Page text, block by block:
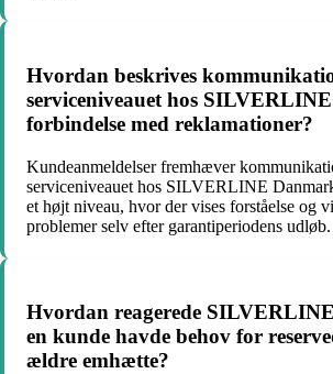
Hvordan beskrives
serviceniveauet hos
forbindelse med reklamationer?
Kundeanmeldelser fremhæver
serviceniveauet hos SILVERLINE
et højt niveau, hvor der vises forståelse og
problemer selv efter garantiperiodens udløb.
Hvordan reagerede
en kunde havde behov for
ældre emhætte?